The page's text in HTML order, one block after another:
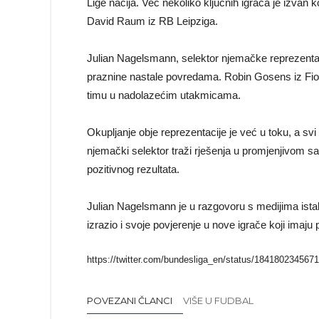
Lige nacija. Već nekoliko ključnih igrača je izvan
David Raum iz RB Leipziga.
Julian Nagelsmann, selektor njemačke
praznine nastale povredama. Robin Gosens iz
timu u nadolazećim utakmicama.
Okupljanje obje reprezentacije je već u toku, a
njemački selektor traži rješenja u promjenjivom
pozitivnog rezultata.
Julian Nagelsmann je u razgovoru s medijima
izrazio i svoje povjerenje u nove igrače koji
https://twitter.com/bundesliga_en/status/
POVEZANI ČLANCI VIŠE U FUDBAL